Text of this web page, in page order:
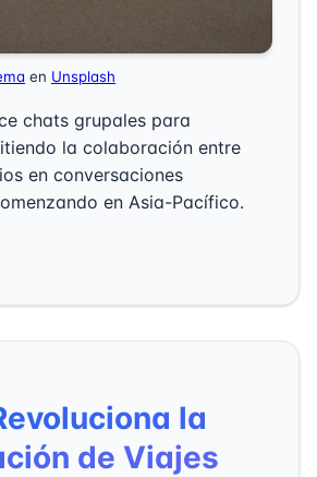
en Unsplash
chats grupales para
la colaboración entre
en conversaciones
en Asia-Pacífico.
la
de Viajes